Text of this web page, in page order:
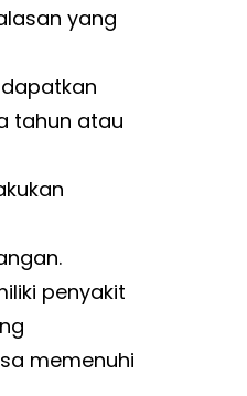
yang
tahun atau
penyakit
memenuhi